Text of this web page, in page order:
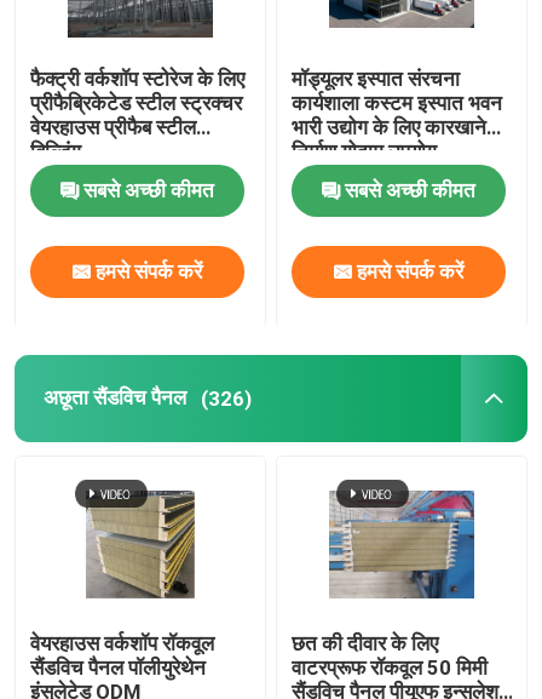
फैक्ट्री वर्कशॉप स्टोरेज के लिए
प्रीफैब्रिकेटेड स्टील स्ट्रक्चर
वेयरहाउस प्रीफैब स्टील
बिल्डिंग
सबसे अच्छी कीमत
हमसे संपर्क करें
मॉड्यूलर इस्पात संरचना
कार्यशाला कस्टम इस्पात भवन
भारी उद्योग के लिए कारखाने
निर्माण गोदाम उपयोग
सबसे अच्छी कीमत
हमसे संपर्क करें
अछूता सैंडविच पैनल (326)
वेयरहाउस वर्कशॉप रॉकवूल
सैंडविच पैनल पॉलीयुरेथेन
इंसुलेटेड ODM
छत की दीवार के लिए
वाटरप्रूफ रॉकवूल 50 मिमी
सैंडविच पैनल पीयूएफ इन्सुलेशन